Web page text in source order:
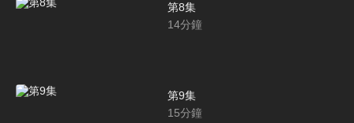
第8集
14分鐘
第9集
15分鐘